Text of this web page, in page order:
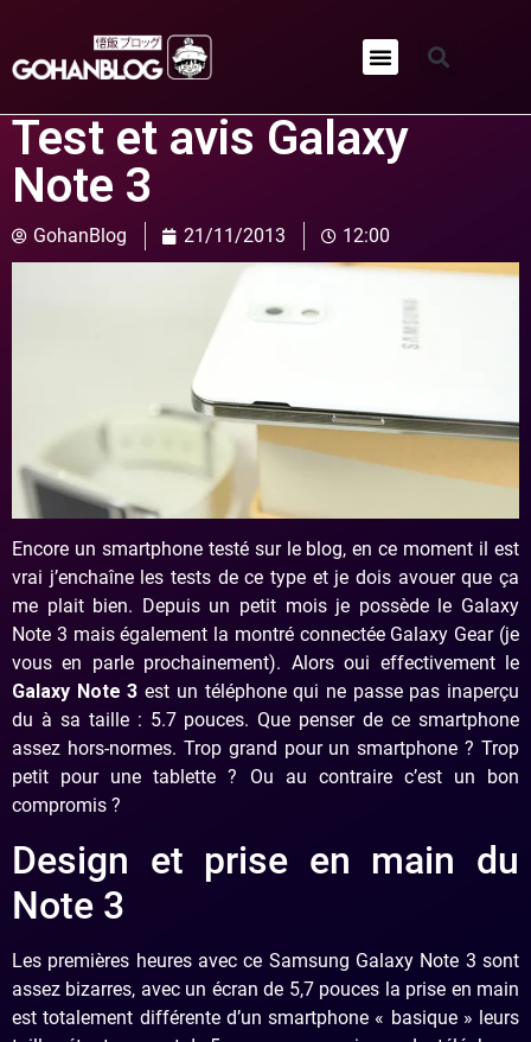
Test et avis Galaxy
Note 3
GohanBlog 21/11/2013 12:00
Encore un smartphone testé sur le blog, en ce moment il est
vrai j’enchaîne les tests de ce type et je dois avouer que ça
me plait bien. Depuis un petit mois je possède le Galaxy
Note 3 mais également la montré connectée Galaxy Gear (je
vous en parle prochainement). Alors oui effectivement le
Galaxy Note 3 est un téléphone qui ne passe pas inaperçu
du à sa taille : 5.7 pouces. Que penser de ce smartphone
assez hors-normes. Trop grand pour un smartphone ? Trop
petit pour une tablette ? Ou au contraire c’est un bon
compromis ?
Design et prise en main du
Note 3
Les premières heures avec ce Samsung Galaxy Note 3 sont
assez bizarres, avec un écran de 5,7 pouces la prise en main
est totalement différente d’un smartphone « basique » leurs